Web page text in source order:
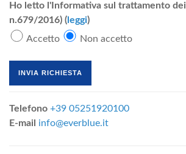
Ho letto l'Informativa sul trattamento
n.679/2016) ( leggi)
Accetto
Non accetto
Telefono +39 05251920100
E-mail
info@everblue.it